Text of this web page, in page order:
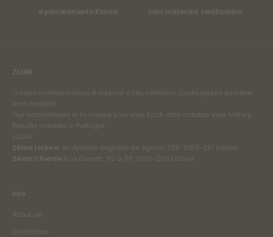
e parcelamento Klarna
com materiais certificados
ZILIAN
O nosso compromisso é inspirar o teu caminho. Cada passo escreve
uma história.
Our commitment is to inspire your way. Each step creates your history.
Proudly created in Portugal
LOJAS
Zilian Lisboa Av. António Augusto de Aguiar, 29D. 1050-251 Lisboa
Zilian Chiado Rua Garrett, 112 a 118. 1200-205 Lisboa
Info
About us
Contactos